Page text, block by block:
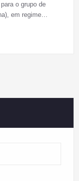
o grupo de
em regime…